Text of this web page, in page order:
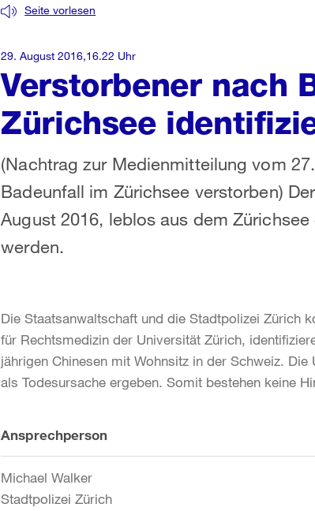
Verstorbener nach
Zürichsee
Seite vorlesen
(Nachtrag zur Medienmitteilung vom
Badeunfall im Zürichsee verstorben)
August 2016, leblos aus dem
werden.
29. August 2016,16.22 Uhr
Die Staatsanwaltschaft und die Stadtpolizei Zürich
für Rechtsmedizin der Universität Zürich,
jährigen Chinesen mit Wohnsitz in der Schweiz.
als Todesursache ergeben. Somit bestehen keine
Weitere
Informationen
Ansprechperson
Michael Walker
Stadtpolizei Zürich